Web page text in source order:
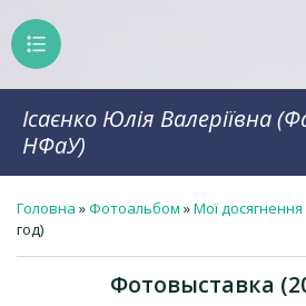
Ісаєнко Юлія Валеріївна
НФаУ)
Головна »Фотоальбом »Мої досягнення
год)
Фотовыставка